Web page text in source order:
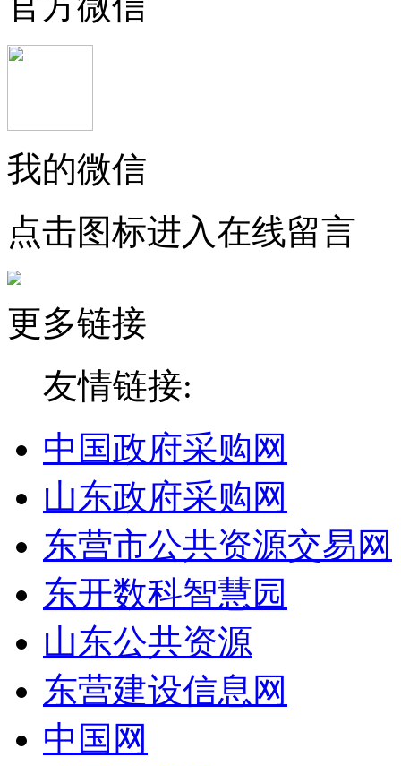
我的微信
点击图标进入在线留言
更多链接
友情链接:
中国政府采购网
山东政府采购网
东营市公共资源交易网
东开数科智慧园
山东公共资源
东营建设信息网
中国网